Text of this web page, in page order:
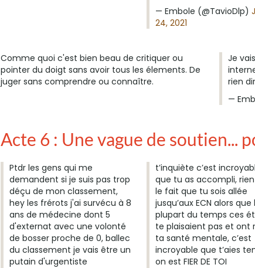
— Embole (@TavioDlp)
24, 2021
Comme quoi c'est bien beau de critiquer ou
pointer du doigt sans avoir tous les élements. De
juger sans comprendre ou connaître.
Je
rien
—
Acte 6 : Une vague de soutien...
Ptdr les gens qui me
demandent si je suis pas trop
déçu de mon classement,
hey les frérots j'ai survécu à 8
ans de médecine dont 5
d'externat avec une volonté
de bosser proche de 0, ballec
du classement je vais être un
putain d'urgentiste
t’inquiète c’est
que tu as accompli,
le fait que tu sois allée
jusqu’aux ECN alors que
plupart du temps ces
te plaisaient pas et ont
ta santé mentale, c’est
incroyable que t’aies
on est FIER DE TOI